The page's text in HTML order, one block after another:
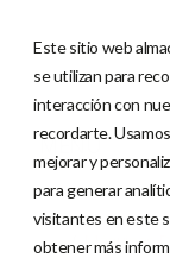
Este sitio web
se utilizan para
interacción con
recordarte.
mejorar y
para generar
visitantes en este
obtener más
MENU
Home Máquinas